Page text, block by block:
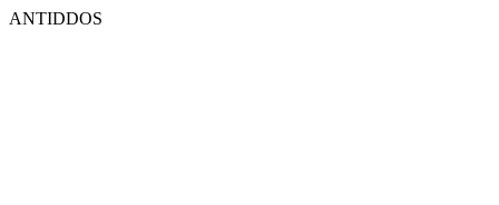
ANTIDDOS